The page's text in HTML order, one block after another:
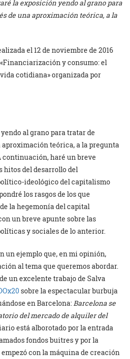
la exposición yendo al grano para
de una aproximación teórica, a la
el 12 de noviembre de 2016
y consumo: el
cotidiana» organizada por
al grano para tratar de
aproximación teórica, a la pregunta
continuación, haré un breve
del desarrollo del
ideológico del capitalismo
los rasgos de los que
la hegemonía del capital
un breve apunte sobre las
y sociales de lo anterior.
un ejemplo que, en mi opinión,
al tema que queremos abordar.
un excelente trabajo de Salva
sobre la espectacular burbuja
en Barcelona:Barcelona se
del mercado de alquiler del
está alborotado por la entrada
fondos buitres y por la
con la máquina de creación